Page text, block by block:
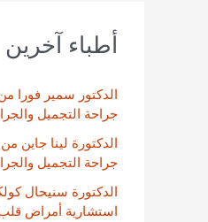
أطباء آخرين
الدكتور سمير فورا
جراحة التجميل
الدكتورة لينا جاين
جراحة التجميل
الدكتورة سنيحال
استشارية أمراض